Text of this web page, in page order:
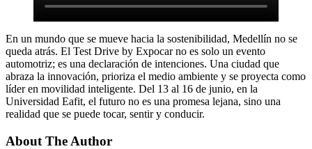
En un mundo que se mueve hacia la sostenibilidad, Medellín no se
queda atrás. El Test Drive by Expocar no es solo un evento
automotriz; es una declaración de intenciones. Una ciudad que
abraza la innovación, prioriza el medio ambiente y se proyecta como
líder en movilidad inteligente. Del 13 al 16 de junio, en la
Universidad Eafit, el futuro no es una promesa lejana, sino una
realidad que se puede tocar, sentir y conducir.
About The Author